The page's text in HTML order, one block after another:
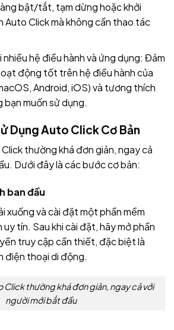
bật/tắt, tạm dừng hoặc khởi
Auto Click mà không cần thao tác
hệ điều hành và ứng dụng: Đảm
động tốt trên hệ điều hành của
Android, iOS) và tương thích
bạn muốn sử dụng.
Dụng Auto Click Cơ Bản
thường khá đơn giản, ngay cả
Dưới đây là các bước cơ bản:
ban đầu
xuống và cài đặt một phần mềm
tín. Sau khi cài đặt, hãy mở phần
truy cập cần thiết, đặc biệt là
điện thoại di động.
Click thường khá đơn giản, ngay cả với
người mới bắt đầu